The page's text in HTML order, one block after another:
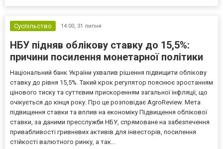
Суспільство 14:00, 31 липня
НБУ підняв облікову ставку до 15,5%:
причини посилення монетарної політики
Національний банк України ухвалив рішення підвищити облікову
ставку до рівня 15,5%. Такий крок регулятор пояснює зростанням
цінового тиску та суттєвим прискоренням загальної інфляції, що
очікується до кінця року. Про це розповідає AgroReview. Мета
підвищення ставки та вплив на економіку Підвищення облікової
ставки, за даними пресслужби НБУ, спрямоване на забезпечення
привабливості гривневих активів для інвесторів, посилення
стійкості валютного ринку, а так...